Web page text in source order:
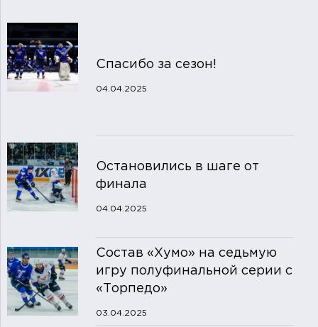
Спасибо за сезон!
04.04.2025
Остановились в шаге от
финала
04.04.2025
Состав «Хумо» на седьмую
игру полуфинальной серии с
«Торпедо»
03.04.2025